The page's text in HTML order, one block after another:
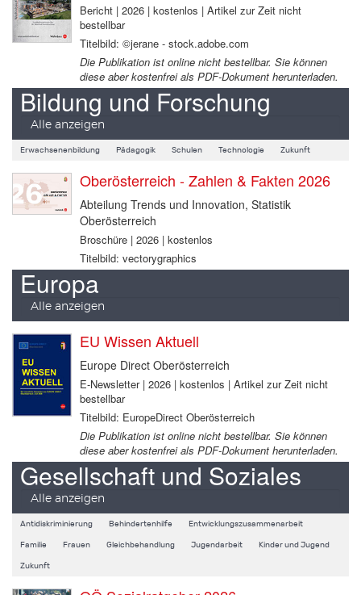
Bericht | 2026 | kostenlos | Artikel zur Zeit nicht
bestellbar
Titelbild: ©jerane - stock.adobe.com
Die Publikation ist online nicht bestellbar. Sie können
diese aber kostenfrei als PDF-Dokument herunterladen.
Bildung und Forschung
Alle anzeigen
Erwachsenenbildung Pädagogik Schulen Technologie Zukunft
Oberösterreich - Zahlen & Fakten 2026
Abteilung Trends und Innovation, Statistik
Oberösterreich
Broschüre | 2026 | kostenlos
Titelbild: vectorygraphics
Europa
Alle anzeigen
EU Wissen Aktuell
Europe Direct Oberösterreich
E-Newsletter | 2026 | kostenlos | Artikel zur Zeit nicht
bestellbar
Titelbild: EuropeDirect Oberösterreich
Die Publikation ist online nicht bestellbar. Sie können
diese aber kostenfrei als PDF-Dokument herunterladen.
Gesellschaft und Soziales
Alle anzeigen
Antidiskriminierung Behindertenhilfe Entwicklungszusammenarbeit
Familie Frauen Gleichbehandlung Jugendarbeit Kinder und Jugend
Zukunft